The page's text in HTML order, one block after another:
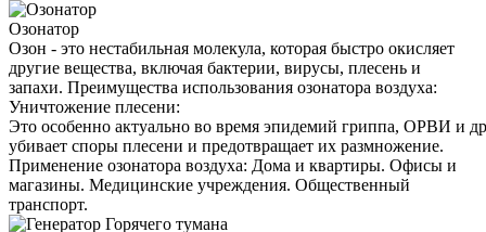
Озонатор
Озон - это нестабильная молекула, которая быстро окисляет
другие вещества, включая бактерии, вирусы, плесень и
запахи. Преимущества использования озонатора воздуха:
Уничтожение плесени:
Это особенно актуально во время эпидемий гриппа, ОРВИ и
убивает споры плесени и предотвращает их размножение.
Применение озонатора воздуха: Дома и квартиры. Офисы и
магазины. Медицинские учреждения. Общественный
транспорт.